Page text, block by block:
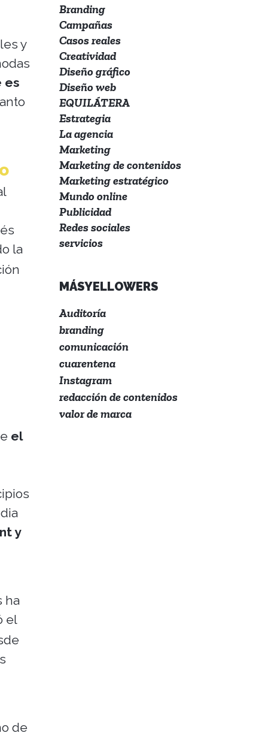
y
es
la
el
y
ha
el
de
Branding
Campañas
Casos reales
Creatividad
Diseño gráfico
Diseño web
EQUILÁTERA
Estrategia
La agencia
Marketing
Marketing de contenidos
Marketing estratégico
Mundo online
Publicidad
Redes sociales
servicios
MÁSYELLOWERS
Auditoría
branding
comunicación
cuarentena
Instagram
redacción de contenidos
valor de marca